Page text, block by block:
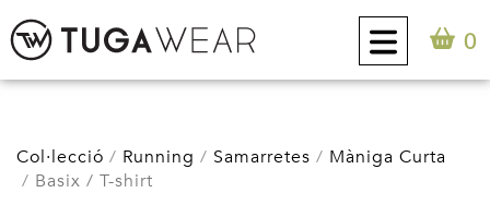
0
COL·LECCIÓ
Col·lecció Running Samarretes
Màniga Curta
Basix / T-shirt